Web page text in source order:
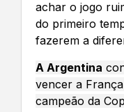
achar o jogo
do primeiro
fazerem a
A Argentina
vencer a
campeão da